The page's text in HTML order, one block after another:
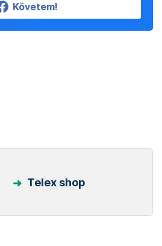
Követem!
Telex shop